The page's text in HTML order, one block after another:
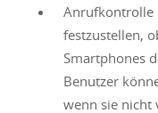
Anrufkontrolle
festzustellen,
Smartphones
Benutzer
wenn sie nicht